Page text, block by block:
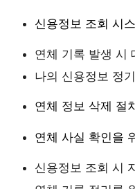
신용정보 조회 시
연체 기록 발생 시
나의 신용정보 정
연체 정보 삭제 절
연체 사실 확인을
신용정보 조회 시